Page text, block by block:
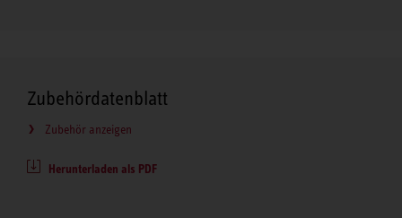
Zubehördatenblatt
Zubehör anzeigen
Herunterladen als PDF